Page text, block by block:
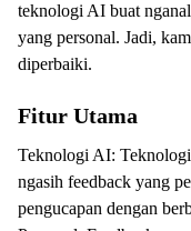
teknologi AI buat
yang personal. Jadi,
diperbaiki.
Fitur Utama
Teknologi AI:
ngasih feedback yang
pengucapan dengan